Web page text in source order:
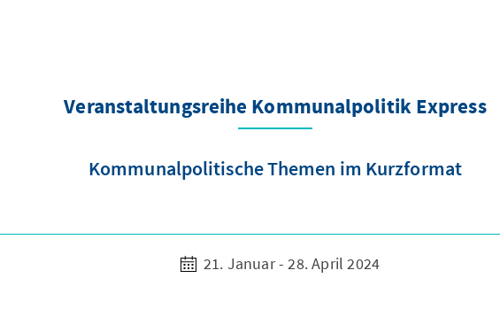
Veranstaltungsreihe Kommunalpolitik Express
Kommunalpolitische Themen im Kurzformat
21. Januar - 28. April 2024